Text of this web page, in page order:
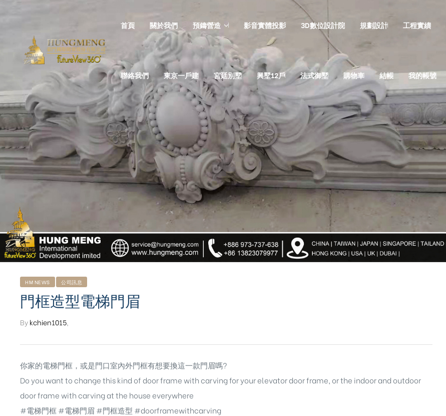
首頁 關於我們 預鑄營造 影音實體投影 3D數位設計院 規劃設計 工程實績
聯絡我們 東京一戶建 宮廷別墅 興墅12戶 法式御墅 購物車 結帳 我的帳號
HM NEWS 公司訊息
門框造型電梯門眉
Bykchien1015
你家的電梯門框，或是門口室內外門框有想要換這一款門眉嗎?
Do you want to change this kind of door frame with carving for your elevator door frame, or the indoor and outdoor
door frame with carving at the house everywhere
#電梯門框#電梯門眉 #門框造型 #doorframewithcarving